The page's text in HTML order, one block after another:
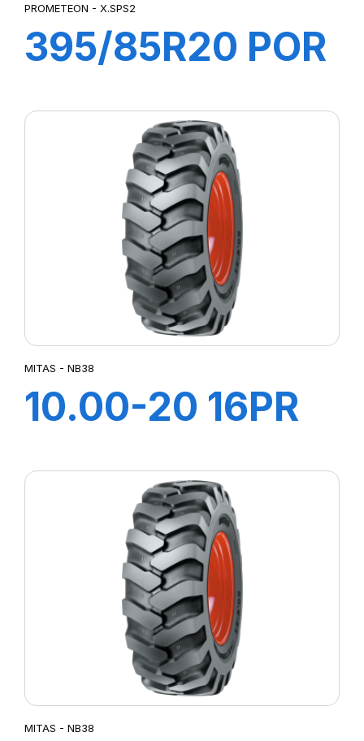
PROMETEON - X.SPS2
395/85R20 POR
168/165K M+S
MITAS - NB38
10.00-20 16PR
MITAS - NB38